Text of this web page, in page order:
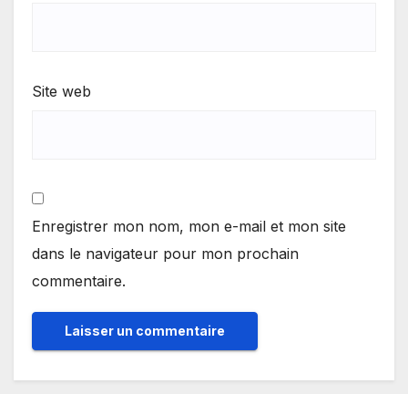
Site web
Enregistrer mon nom, mon e-mail et mon site
dans le navigateur pour mon prochain
commentaire.